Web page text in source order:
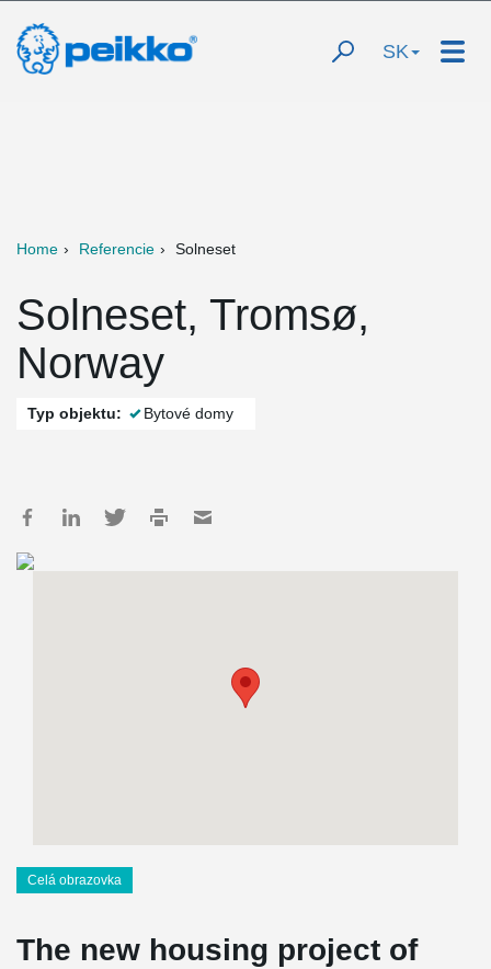
SK
Home Referencie Solneset
Solneset, Tromsø,
Norway
Typ objektu: Bytové domy
Celá obrazovka
The new housing project of